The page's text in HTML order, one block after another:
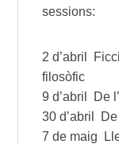
sessions:
2 d’abril
filosòfic
9 d’abril De
30 d’abril
7 de maig